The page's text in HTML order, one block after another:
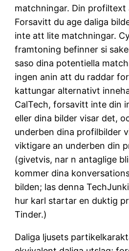
matchningar. Din profiltext
Forsavitt du age daliga
inte att lite matchningar.
framtoning befinner si
saso dina potentiella
ingen anin att du raddar
kattungar alternativt
CalTech, forsavitt inte din
eller dina bilder visar det,
underben dina profilbilder
viktigare an underben din
(givetvis, nar n antaglige
kommer dina
bilden; las denna
hur karl startar en duktig
Tinder.)
Daliga ljusets